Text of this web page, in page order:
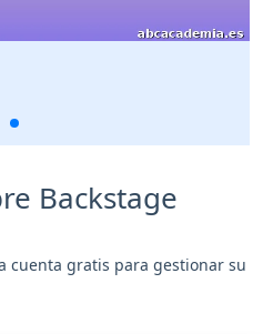
Backstage
cuenta gratis para gestionar su